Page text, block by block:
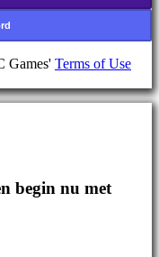
Games' Terms of Use
begin nu met